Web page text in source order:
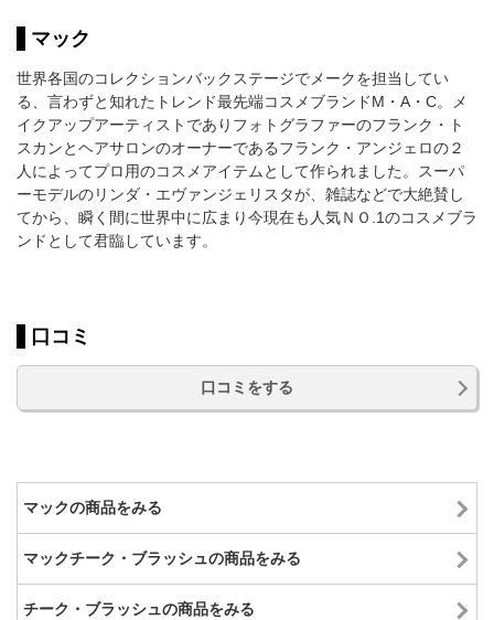
マック
世界各国のコレクションバックステージでメークを担当してい
る、言わずと知れたトレンド最先端コスメブランドM・A・C。メ
イクアップアーティストでありフォトグラファーのフランク・ト
スカンとヘアサロンのオーナーであるフランク・アンジェロの２
人によってプロ用のコスメアイテムとして作られました。スーパ
ーモデルのリンダ・エヴァンジェリスタが、雑誌などで大絶賛し
てから、瞬く間に世界中に広まり今現在も人気ＮＯ.1のコスメブラ
ンドとして君臨しています。
口コミ
口コミをする
マックの商品をみる
マックチーク・ブラッシュの商品をみる
チーク・ブラッシュの商品をみる